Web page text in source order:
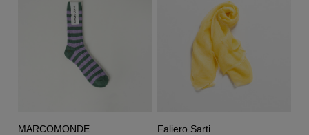
MARCOMONDE Faliero Sarti